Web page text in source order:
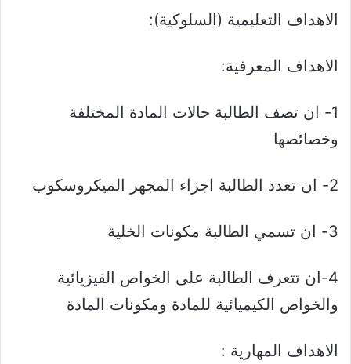
الاهداف التعليمية (السلوكية):
الاهداف المعرفية:
1- ان تصف الطالبة حالات المادة المختلفة
وخصائصها
2- ان تعدد الطالبة اجزاء المجهر الميكروسكوب
3- ان تسمي الطالبة مكونات الخلية
4-ان تتعرف الطالبة على الخواص الفيزيائية
والخواص الكيميائية للمادة ومكونات المادة
الاهداف المهارية :